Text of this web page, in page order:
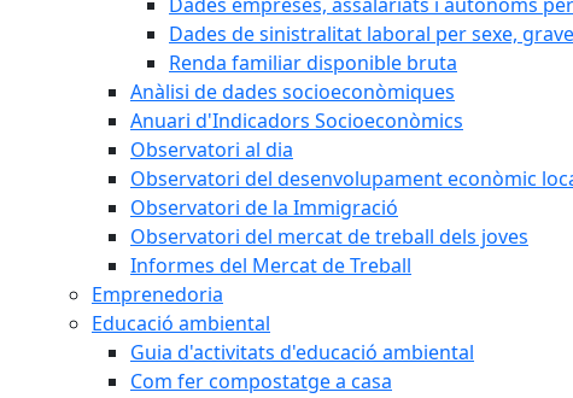
Dades de sinistralitat laboral per sexe,
Renda familiar disponible bruta
Anàlisi de dades socioeconòmiques
Anuari d'Indicadors Socioeconòmics
Observatori al dia
Observatori del desenvolupament econòmic
Observatori de la Immigració
Observatori del mercat de treball dels joves
Informes del Mercat de Treball
Emprenedoria
Educació ambiental
Guia d'activitats d'educació ambiental
Com fer compostatge a casa